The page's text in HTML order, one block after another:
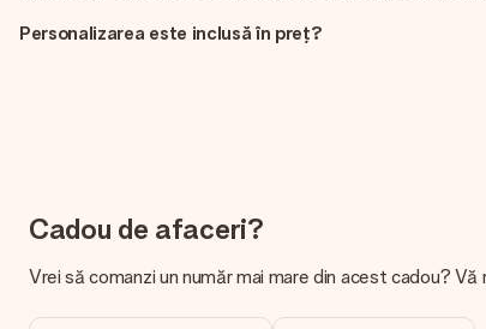
Personalizarea este inclusă în preț?
Vrem să ne asigurăm că sunteți complet mulțumiți de
contactați echipa noastră de servicii pentru clienți și să
Încărcați fișiere JPG și PNG în editorul nostru. Este
vă ajute, astfel încât să puteți face cadoul dorit!
Cadoul meu este împachetat?
Cadou de afaceri?
Vrei să comanzi un număr mai mare din acest cadou?